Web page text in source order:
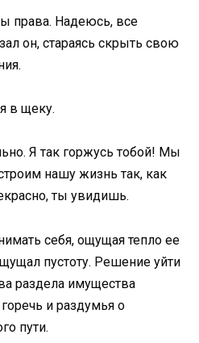
права. Надеюсь, все
он, стараясь скрыть свою
в щеку.
Я так горжусь тобой! Мы
нашу жизнь так, как
ты увидишь.
себя, ощущая тепло ее
пустоту. Решение уйти
раздела имущества
и раздумья о
пути.